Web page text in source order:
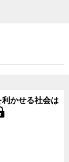
利かせる社会は